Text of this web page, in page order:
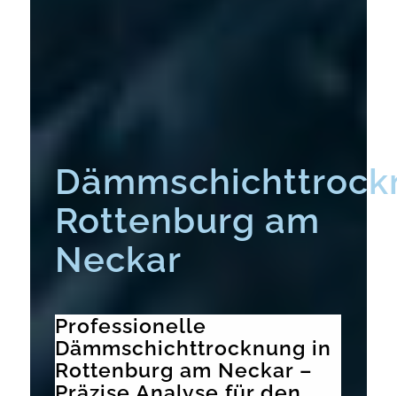
Rottenburg am
Neckar
Professionelle
Dämmschichttrocknung in
Rottenburg am Neckar –